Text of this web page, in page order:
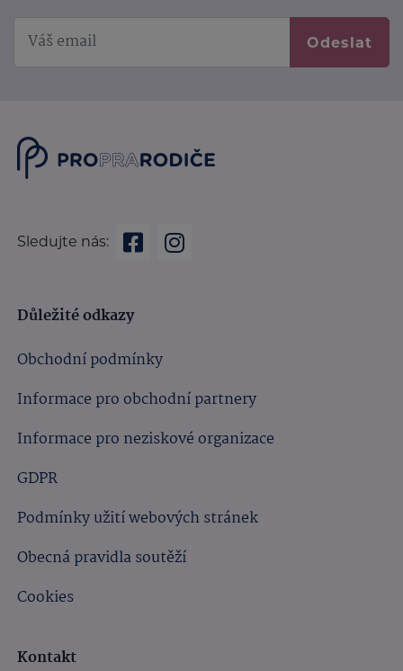
Odeslat
Sledujte nás:
Důležité odkazy
Obchodní podmínky
Informace pro obchodní partnery
Informace pro neziskové organizace
GDPR
Podmínky užití webových stránek
Obecná pravidla soutěží
Cookies
Kontakt